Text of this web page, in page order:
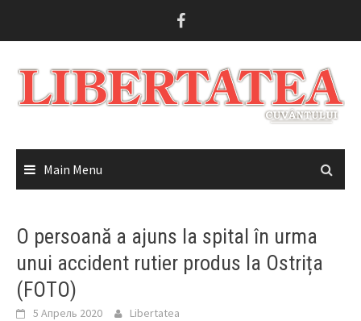
Main Menu
O persoană a ajuns la spital în urma
unui accident rutier produs la Ostrița
(FOTO)
5 Апрель 2020 Libertatea